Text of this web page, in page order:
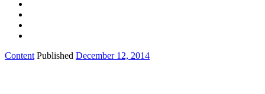
Content Published December 12, 2014